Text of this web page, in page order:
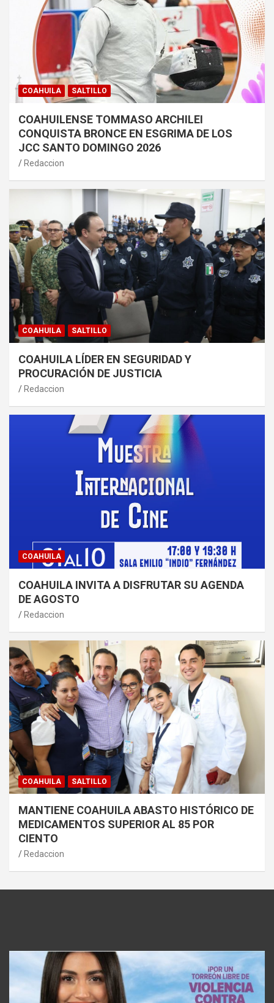
COAHUILA SALTILLO
COAHUILENSE TOMMASO ARCHILEI
CONQUISTA BRONCE EN ESGRIMA DE LOS
JCC SANTO DOMINGO 2026
Redaccion
COAHUILA SALTILLO
COAHUILA LÍDER EN SEGURIDAD Y
PROCURACIÓN DE JUSTICIA
Redaccion
COAHUILA
COAHUILA INVITA A DISFRUTAR SU AGENDA
DE AGOSTO
Redaccion
COAHUILA SALTILLO
MANTIENE COAHUILA ABASTO HISTÓRICO DE
MEDICAMENTOS SUPERIOR AL 85 POR
CIENTO
Redaccion